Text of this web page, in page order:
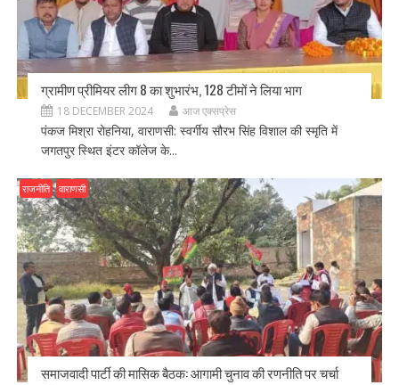
ग्रामीण प्रीमियर लीग 8 का शुभारंभ, 128 टीमों ने लिया भाग
18 DECEMBER 2024 आज एक्सप्रेस
पंकज मिश्रा रोहनिया, वाराणसी: स्वर्गीय सौरभ सिंह विशाल की स्मृति में
जगतपुर स्थित इंटर कॉलेज के...
राजनीति वाराणसी
समाजवादी पार्टी की मासिक बैठक: आगामी चुनाव की रणनीति पर चर्चा